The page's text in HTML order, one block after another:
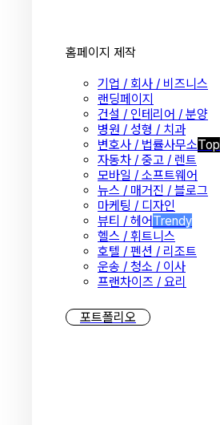
홈페이지 제작
기업 / 회사 / 비즈니스
랜딩페이지
건설 / 인테리어 / 분양
병원 / 성형 / 치과
변호사 / 법률사무소Top
자동차 / 중고 / 렌트
모바일 / 소프트웨어
뉴스 / 매거진 / 블로그
마케팅 / 디자인
뷰티 / 헤어Trendy
헬스 / 휘트니스
호텔 / 펜션 / 리조트
운송 / 청소 / 이사
프랜차이즈 / 요리
포트폴리오